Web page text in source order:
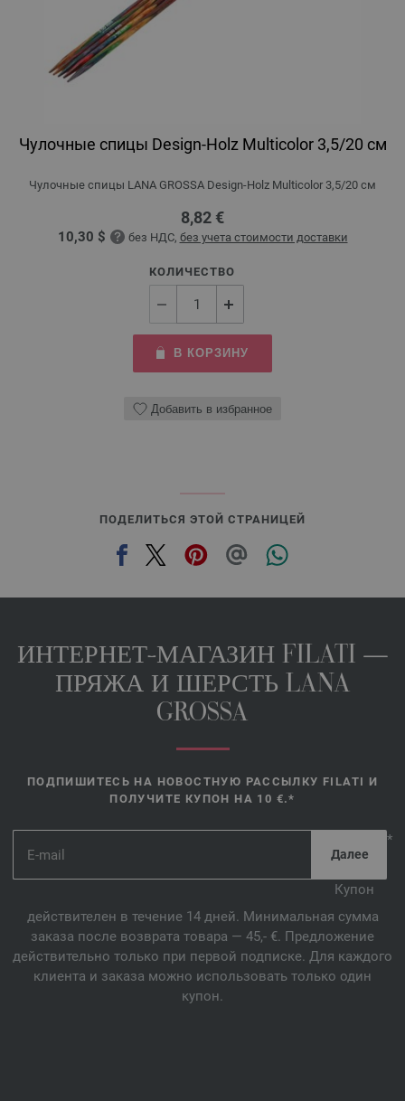
Чулочные спицы Design-Holz Multicolor 3,5/20 см
Чулочные спицы LANA GROSSA Design-Holz Multicolor 3,5/20 см
8,82 €
10,30 $ без НДС, без учета стоимости доставки
КОЛИЧЕСТВО
В КОРЗИНУ
Добавить в избранное
ПОДЕЛИТЬСЯ ЭТОЙ СТРАНИЦЕЙ
ИНТЕРНЕТ-МАГАЗИН FILATI —
ПРЯЖА И ШЕРСТЬ LANA
GROSSA
ПОДПИШИТЕСЬ НА НОВОСТНУЮ РАССЫЛКУ FILATI И
ПОЛУЧИТЕ КУПОН НА 10 €.*
*
Купон
действителен в течение 14 дней. Минимальная сумма
заказа после возврата товара — 45,- €. Предложение
действительно только при первой подписке. Для каждого
клиента и заказа можно использовать только один
купон.